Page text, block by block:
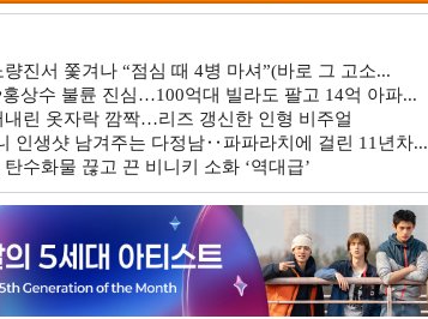
진서 쫓겨나 “점심 때 4병 마셔”(바로 그 고소...
상수 불륜 진심…100억대 빌라도 팔고 14억 아파...
내린 옷자락 깜짝…리즈 갱신한 인형 비주얼
인생샷 남겨주는 다정남‥파파라치에 걸린 11년차...
수화물 끊고 끈 비니키 소화 ‘역대급’